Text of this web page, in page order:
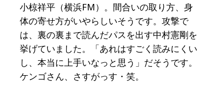
小椋祥平（横浜FM）。間合いの取り方、身
体の寄せ方がいやらしいそうです。攻撃で
は、裏の裏まで読んだパスを出す中村憲剛を
挙げていました。「あれはすごく読みにくい
し、本当に上手いなっと思う」だそうです。
ケンゴさん、さすがっす・笑。